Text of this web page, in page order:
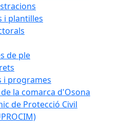
i plantilles
de ple
i programes
la comarca d'Osona
de Protecció Civil